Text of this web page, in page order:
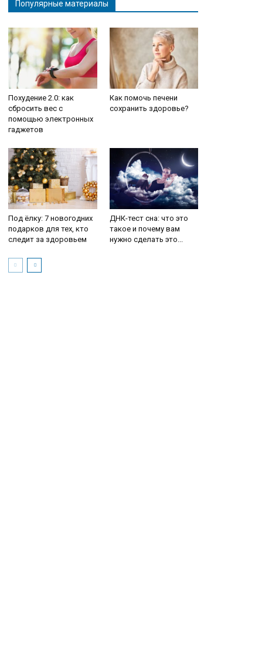
Популярные материалы
Похудение 2.0: как
сбросить вес с
помощью электронных
гаджетов
Как помочь печени
сохранить здоровье?
Под ёлку: 7 новогодних
подарков для тех, кто
следит за здоровьем
ДНК-тест сна: что это
такое и почему вам
нужно сделать это...